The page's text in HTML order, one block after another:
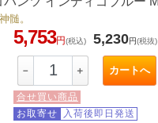
髄。
5,753円(税込) 5,230円(税抜)
－ ＋ カートへ
合せ買い商品
お取寄せ
入荷後即日発送